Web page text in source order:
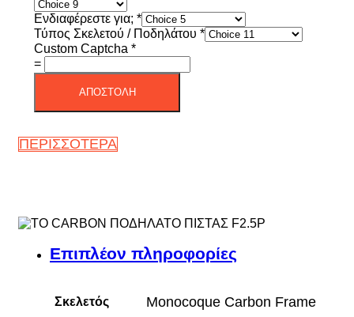
Ενδιαφέρεστε για; *
Τύπος Σκελετού / Ποδηλάτου *
Custom Captcha *
=
ΑΠΟΣΤΟΛΗ
ΠΕΡΙΣΣΟΤΕΡΑ
Επιπλέον πληροφορίες
Σκελετός Monocoque Carbon Frame